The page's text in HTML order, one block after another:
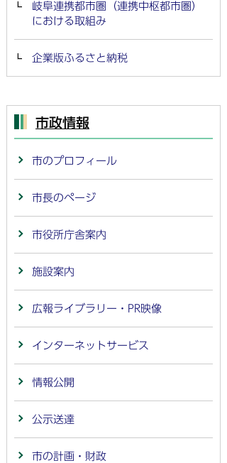
岐阜連携都市圏（連携中枢都市圏）
における取組み
企業版ふるさと納税
市政情報
市のプロフィール
市長のページ
市役所庁舎案内
施設案内
広報ライブラリー・PR映像
インターネットサービス
情報公開
公示送達
市の計画・財政